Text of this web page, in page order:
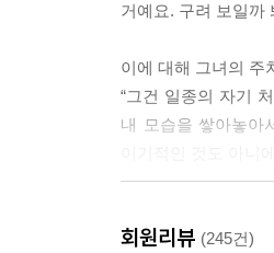
거예요. 구려 보일까
이에 대해 그녀의 주
“그건 일종의 자기
내 모습을 쌓아놓아
갑작스레 주어진 자
회원리뷰 (245건)